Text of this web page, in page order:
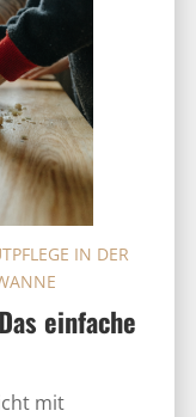
einfache
IN DER
mit